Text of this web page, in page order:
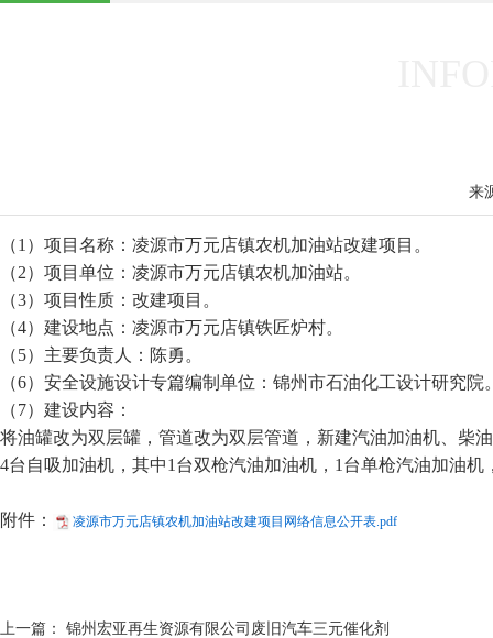
来
（1）项目名称：凌源市万元店镇农机加油站改建项目。
（2）项目单位：凌源市万元店镇农机加油站。
（3）项目性质：改建项目。
（4）建设地点：凌源市万元店镇铁匠炉村。
（5）主要负责人：陈勇。
（6）安全设施设计专篇编制单位：锦州市石油化工设计研究院
（7）建设内容：
将油罐改为双层罐，管道改为双层管道，新建汽油加油机、柴
4台自吸加油机，其中1台双枪汽油加油机，1台单枪汽油加油机
附件： 凌源市万元店镇农机加油站改建项目网络信息公开表.pdf
上一篇： 锦州宏亚再生资源有限公司废旧汽车三元催化剂